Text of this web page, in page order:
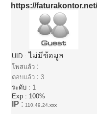
https://faturakontor.net/
UID : ไม่มีข้อมูล
โพสแล้ว:
ตอบแล้ว: 3
ระดับ : 1
Exp : 100%
IP : 110.49.24. xxx